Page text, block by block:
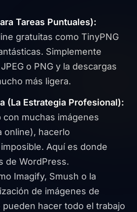
Tareas Puntuales):
gratuitas como TinyPNG
Simplemente
o PNG y la descargas
más ligera.
(La Estrategia Profesional):
con muchas imágenes
online), hacerlo
Aquí es donde
de WordPress.
Imagify, Smush o la
de imágenes de
pueden hacer todo el trabajo